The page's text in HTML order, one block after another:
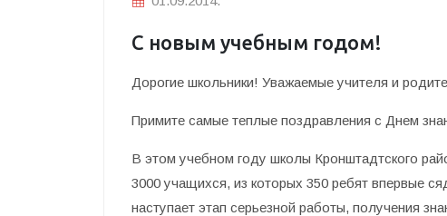
С новым учебным годом!
Дорогие школьники! Уважаемые учителя и
Примите самые теплые поздравления с Днем
В этом учебном году школы Кронштадтского
3000 учащихся, из которых 350 ребят впервые
наступает этап серьезной работы, получения